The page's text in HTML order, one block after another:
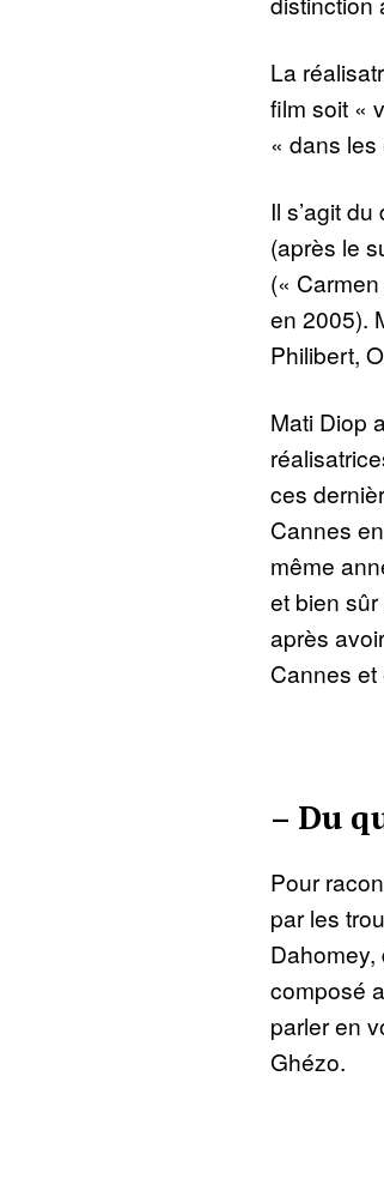
La
film soit «
« dans
Il s’agit
(après le
(«
en 2005).
Philibert,
Mati Diop
ces
Cannes
même
et bien
après
Cannes
– Du
Pour
par les
composé
parler en
Ghézo.